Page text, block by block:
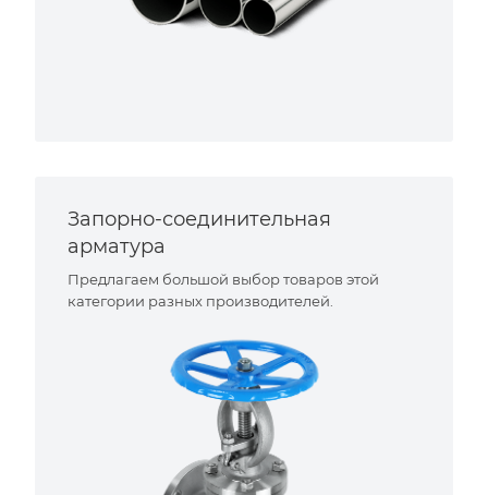
Запорно-соединительная
арматура
Предлагаем большой выбор товаров этой
категории разных производителей.